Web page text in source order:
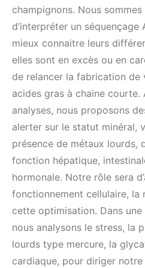
champignons. Nous sommes
d’interpréter un
mieux connaitre leurs
elles sont en excès ou en
de relancer la fabrication de
acides gras à chaine courte.
analyses, nous proposons
alerter sur le statut minéral,
présence de métaux lourds,
fonction hépatique,
hormonale. Notre rôle sera
fonctionnement cellulaire,
cette optimisation. Dans
nous analysons le stress, la
lourds type mercure, la
cardiaque, pour diriger